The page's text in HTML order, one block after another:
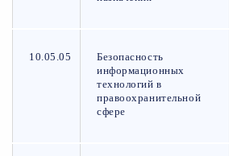
10.05.05
Безопасность
информационных
технологий в
правоохранительной
сфере